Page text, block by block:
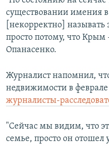
существовании имения
[некорректно]
просто потому, что Крым
Опанасенко.
Журналист напомнил,
недвижимости в
журналисты-
"Сейчас мы видим, что
семье, просто он отошел